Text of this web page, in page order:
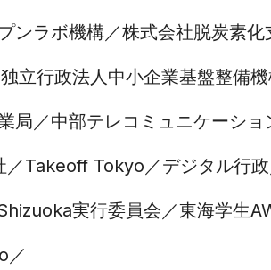
ンラボ機構 株式会社脱炭素化
独立行政法人中小企業基盤整備
局 中部テレコミュニケーショ
Takeoff Tokyo デジタル行政
実行委員会 東海学生